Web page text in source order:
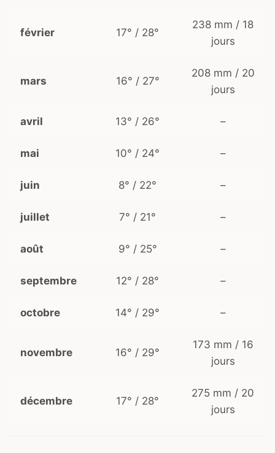
février 17° / 28°
238 mm / 18
jours
mars 16° / 27°
208 mm / 20
jours
avril 13° / 26° –
mai 10° / 24° –
juin 8° / 22° –
juillet 7° / 21° –
août 9° / 25° –
septembre 12° / 28° –
octobre 14° / 29° –
novembre 16° / 29°
173 mm / 16
jours
décembre 17° / 28°
275 mm / 20
jours